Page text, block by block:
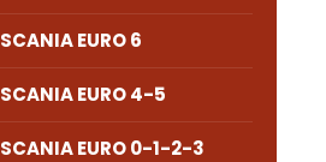
SCANIA EURO 6
SCANIA EURO 4-5
SCANIA EURO 0-1-2-3